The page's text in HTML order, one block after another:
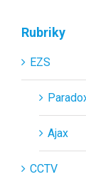
Rubriky
EZS
Ajax
CCTV